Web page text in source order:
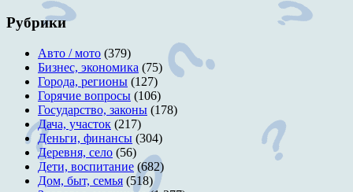
Рубрики
Авто / мото (379)
Бизнес, экономика (75)
Города, регионы (127)
Горячие вопросы (106)
Государство, законы (178)
Дача, участок (217)
Деньги, финансы (304)
Деревня, село (56)
Дети, воспитание (682)
Дом, быт, семья (518)